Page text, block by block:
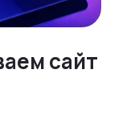
сайт